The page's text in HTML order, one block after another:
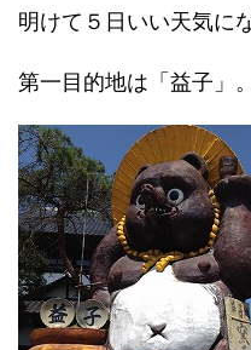
明けて５日いい天気に
第一目的地は「益子」